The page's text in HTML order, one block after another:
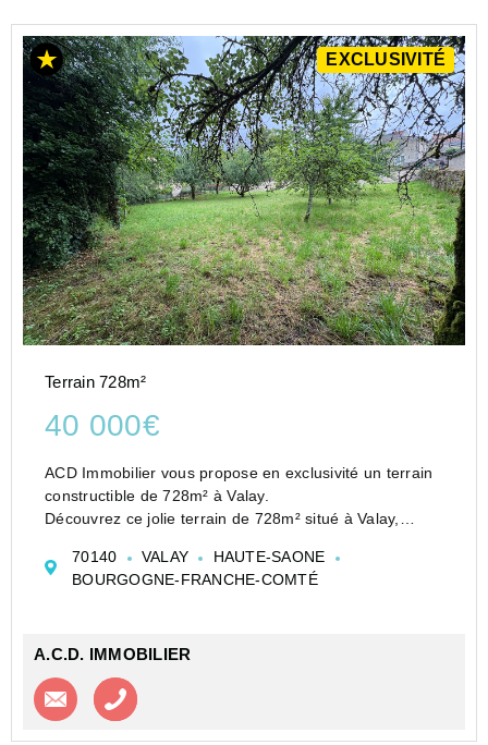
EXCLUSIVITÉ
Terrain 728m²
40 000€
ACD Immobilier vous propose en exclusivité un terrain
constructible de 728m² à Valay.
Découvrez ce jolie terrain de 728m² situé à Valay,
Idéal pour la construction de votre maison, il bénéficie
d'un environn...
70140 VALAY
HAUTE-SAONE
BOURGOGNE-FRANCHE-COMTÉ
A.C.D. IMMOBILIER
Contacter l'agence